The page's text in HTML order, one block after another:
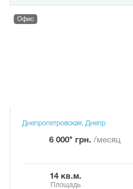
Офис
Днепропетровская, Днепр
6 000* грн. /месяц
14 кв.м.
Площадь